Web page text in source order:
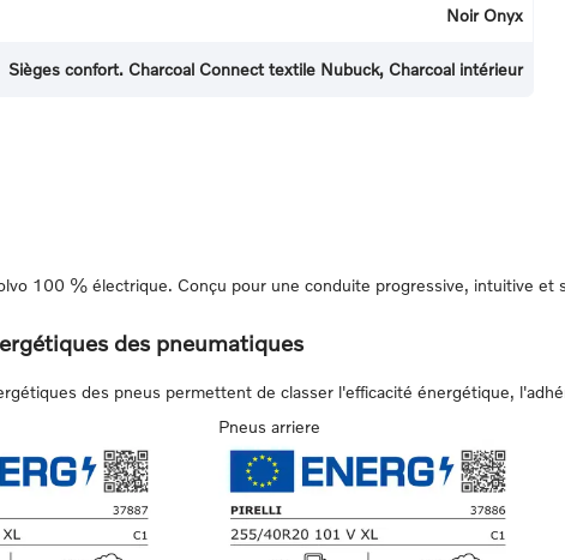
Noir Onyx
Sièges confort. Charcoal Connect textile Nubuck, Charcoal intérieur
100 % électrique. Conçu pour une conduite progressive, intuitive et
des pneumatiques
des pneus permettent de classer l'efficacité énergétique,
Pneus arriere